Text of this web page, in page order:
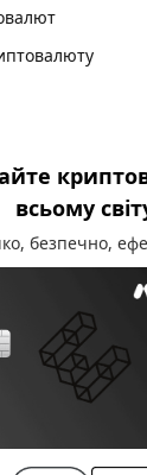
всьому
безпечно,